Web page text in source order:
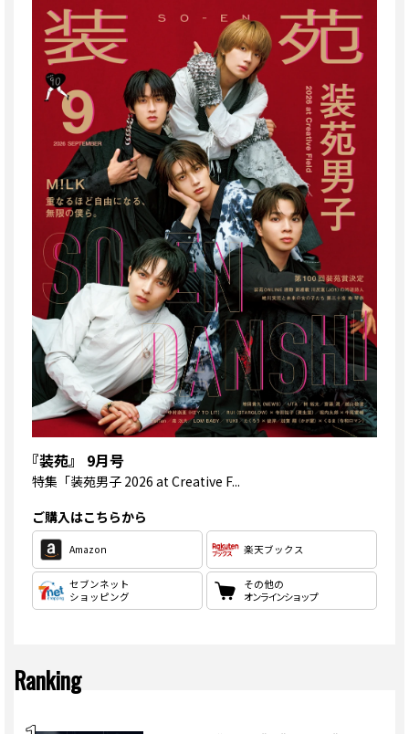
『装苑』 9月号
特集 「装苑男子 2026 at Creative F...
ご購入はこちらから
Amazon 楽天ブックス
セブンネット
ショッピング
その他の
オンラインショップ
Ranking